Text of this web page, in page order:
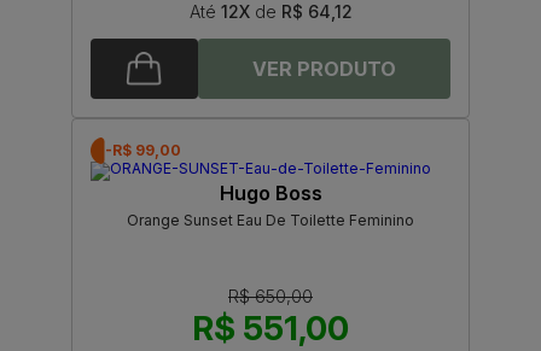
Até 12Xde R$ 64,12
-R$ 99,00
Hugo Boss
Orange Sunset Eau De Toilette Feminino
R$ 650,00
R$ 551,00